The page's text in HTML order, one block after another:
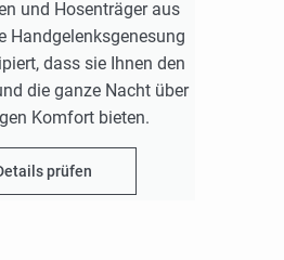
und Hosenträger aus
Handgelenksgenesung
dass sie Ihnen den
die ganze Nacht über
Komfort bieten.
prüfen